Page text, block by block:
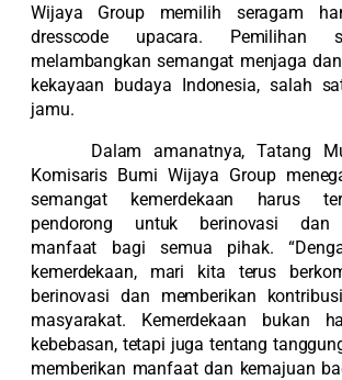
Wijaya Group memilih seragam
dresscode upacara. Pemilihan
melambangkan semangat menjaga
kekayaan budaya Indonesia, salah
jamu.
Dalam amanatnya, Tatang
Komisaris Bumi Wijaya Group
semangat kemerdekaan harus
pendorong untuk berinovasi dan
manfaat bagi semua pihak.
kemerdekaan, mari kita terus
berinovasi dan memberikan
masyarakat. Kemerdekaan bukan
kebebasan, tetapi juga tentang
memberikan manfaat dan kemajuan